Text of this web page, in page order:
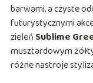
barwami, a czyste
futurystycznymi
zieleń Sublime
musztardowym
różne nastroje